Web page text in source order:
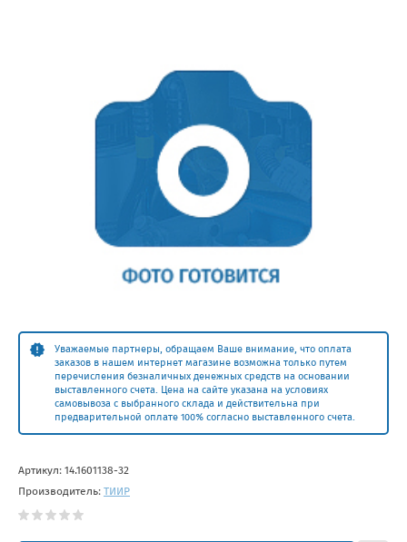
Уважаемые партнеры, обращаем Ваше внимание, что оплата
заказов в нашем интернет магазине возможна только путем
перечисления безналичных денежных средств на основании
выставленного счета. Цена на сайте указана на условиях
самовывоза с выбранного склада и действительна при
предварительной оплате 100% согласно выставленного счета.
Артикул: 14.1601138-32
Производитель: ТИИР